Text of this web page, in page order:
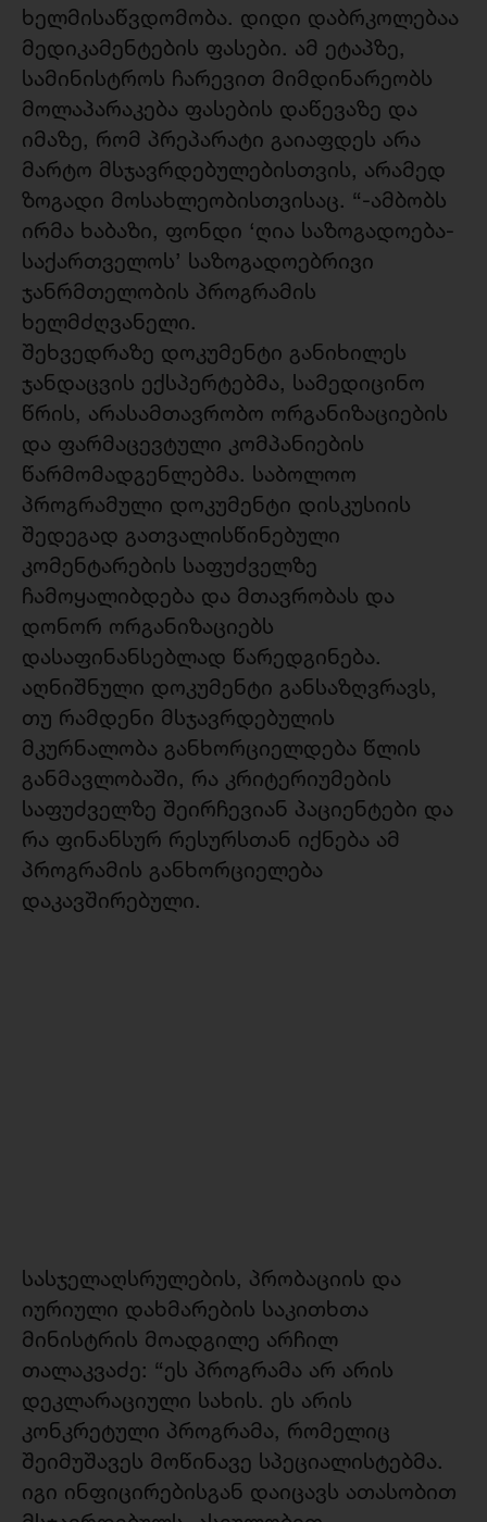
ხელმისაწვდომობა. დიდი დაბრკოლებაა
მედიკამენტების ფასები. ამ ეტაპზე,
სამინისტროს ჩარევით მიმდინარეობს
მოლაპარაკება ფასების დაწევაზე და
იმაზე, რომ პრეპარატი გაიაფდეს არა
მარტო მსჯავრდებულებისთვის, არამედ
ზოგადი მოსახლეობისთვისაც. “-ამბობს
ირმა ხაბაზი, ფონდი ‘ღია საზოგადოება-
საქართველოს’ საზოგადოებრივი
ჯანრმთელობის პროგრამის
ხელმძღვანელი.
შეხვედრაზე დოკუმენტი განიხილეს
ჯანდაცვის ექსპერტებმა, სამედიცინო
წრის, არასამთავრობო ორგანიზაციების
და ფარმაცევტული კომპანიების
წარმომადგენლებმა. საბოლოო
პროგრამული დოკუმენტი დისკუსიის
შედეგად გათვალისწინებული
კომენტარების საფუძველზე
ჩამოყალიბდება და მთავრობას და
დონორ ორგანიზაციებს
დასაფინანსებლად წარედგინება.
აღნიშნული დოკუმენტი განსაზღვრავს,
თუ რამდენი მსჯავრდებულის
მკურნალობა განხორციელდება წლის
განმავლობაში, რა კრიტერიუმების
საფუძველზე შეირჩევიან პაციენტები და
რა ფინანსურ რესურსთან იქნება ამ
პროგრამის განხორციელება
დაკავშირებული.
სასჯელაღსრულების, პრობაციის და
იურიული დახმარების საკითხთა
მინისტრის მოადგილე არჩილ
თალაკვაძე: “ეს პროგრამა არ არის
დეკლარაციული სახის. ეს არის
კონკრეტული პროგრამა, რომელიც
შეიმუშავეს მოწინავე სპეციალისტებმა.
იგი ინფიცირებისგან დაიცავს ათასობით